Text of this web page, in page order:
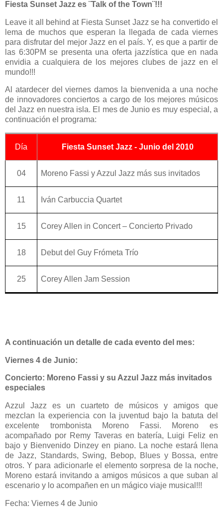
Fiesta Sunset Jazz es ¨Talk of the Town¨!!!
Leave it all behind at Fiesta Sunset Jazz se ha convertido el
lema de muchos que esperan la llegada de cada viernes
para disfrutar del mejor Jazz en el país. Y, es que a partir de
las 6:30PM se presenta una oferta jazzística que en nada
envidia a cualquiera de los mejores clubes de jazz en el
mundo!!!
Al atardecer del viernes damos la bienvenida a una noche
de innovadores conciertos a cargo de los mejores músicos
del Jazz en nuestra isla. El mes de Junio es muy especial, a
continuación el programa:
Día Fiesta Sunset Jazz - Junio del 2010
04 Moreno Fassi y Azzul Jazz más sus invitados
11 Iván Carbuccia Quartet
15 Corey Allen in Concert – Concierto Privado
18 Debut del Guy Frómeta Trío
25 Corey Allen Jam Session
A continuación un detalle de cada evento del mes:
Viernes 4 de Junio:
Concierto: Moreno Fassi y su Azzul Jazz más invitados
especiales
Azzul Jazz es un cuarteto de músicos y amigos que
mezclan la experiencia con la juventud bajo la batuta del
excelente trombonista Moreno Fassi. Moreno es
acompañado por Remy Taveras en batería, Luigi Feliz en
bajo y Bienvenido Dinzey en piano. La noche estará llena
de Jazz, Standards, Swing, Bebop, Blues y Bossa, entre
otros. Y para adicionarle el elemento sorpresa de la noche,
Moreno estará invitando a amigos músicos a que suban al
escenario y lo acompañen en un mágico viaje musical!!!
Fecha: Viernes 4 de Junio